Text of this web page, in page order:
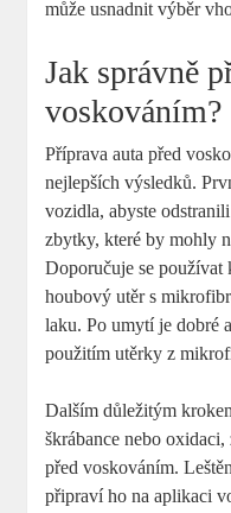
může usnadnit výběr
Jak správně
voskováním?
Příprava auta před
nejlepších výsledků.
vozidla, abyste
zbytky, které by mohly
Doporučuje se používat
houbový utěr s
laku. Po umytí je dobré
použitím utěrky z
Dalším důležitým
škrábance nebo
před voskováním.
připraví ho na aplikaci